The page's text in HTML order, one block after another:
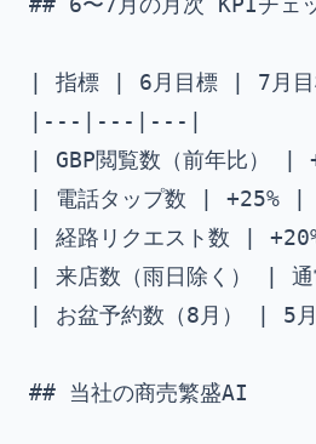
| 指標 | 6月目標 | 7月目
|---|---|---|
| GBP閲覧数（前年比）
| 電話タップ数 | +25% |
| 経路リクエスト数 |
| 来店数（雨日除く） |
| お盆予約数（8月） | 5
## 当社の商売繁盛AI